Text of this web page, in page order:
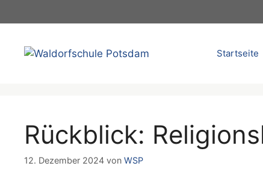
Inhalt
Startseite
Rückblick:
12. Dezember 2024 von WSP